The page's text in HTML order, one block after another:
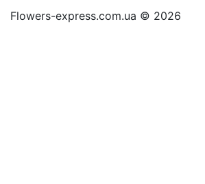
Flowers-express.com.ua © 2026